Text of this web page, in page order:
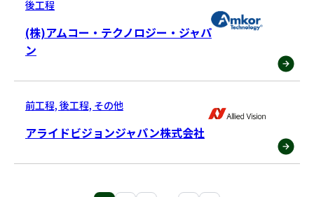
後工程
(株)アムコー・テクノロジー・ジャパ
ン
前工程, 後工程, その他
アライドビジョンジャパン株式会社